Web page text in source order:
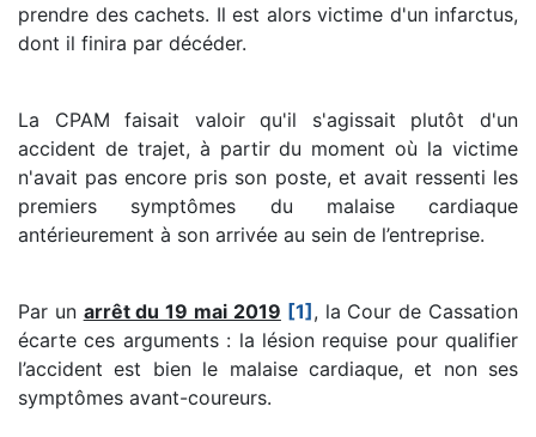
prendre des cachets. Il est alors victime d'un infarctus,
dont il finira par décéder.
La CPAM faisait valoir qu'il s'agissait plutôt d'un
accident de trajet, à partir du moment où la victime
n'avait pas encore pris son poste, et avait ressenti les
premiers symptômes du malaise cardiaque
antérieurement à son arrivée au sein de l’entreprise.
Par un arrêt du 19 mai 2019 [1], la Cour de Cassation
écarte ces arguments : la lésion requise pour qualifier
l’accident est bien le malaise cardiaque, et non ses
symptômes avant-coureurs.